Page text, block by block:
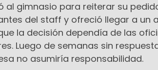
al gimnasio para reiterar su
del staff y ofreció llegar a un
la decisión dependía de las
Luego de semanas sin
no asumiría responsabilidad.